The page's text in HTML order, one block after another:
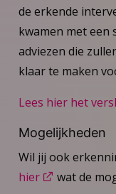
de erkende
kwamen met een
adviezen die
klaar te maken
Lees hier het
Mogelijkheden
Wil jij ook
hier
wat de